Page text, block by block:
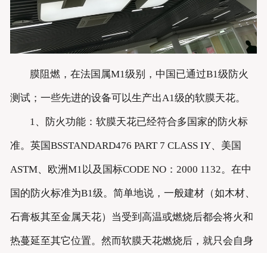
膜阻燃，在法国属M1级别，中国已通过B1级防火
测试；一些先进的设备可以生产出A1级的软膜天花。
1、防火功能：软膜天花已经符合多国家的防火标
准。英国BSSTANDARD476 PART 7 CLASS IY、美国
ASTM、欧洲M1以及国标CODE NO：2000 1132。在中
国的防火标准为B1级。简单地说，一般建材（如木材、
石膏板其至金属天花）当受到高温或燃烧后都会将火和
热蔓延至其它位置。然而软膜天花燃烧后，就只会自身